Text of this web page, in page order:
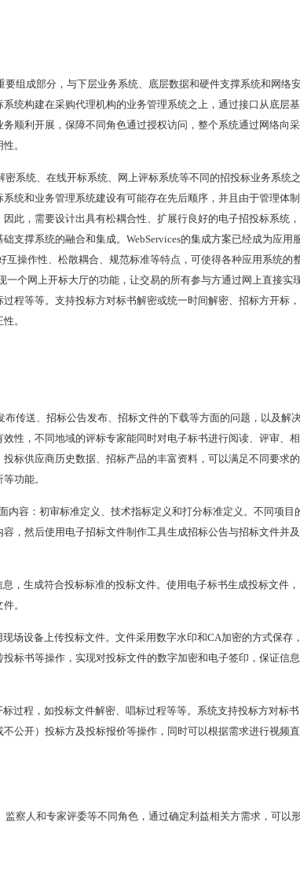
组成部分，与下层业务系统、底层数据和硬件支撑系统和网络
统构建在采购代理机构的业务管理系统之上，通过接口从底层基
顺利开展，保障不同角色通过授权访问，整个系统通过网络向采
。
系统、在线开标系统、网上评标系统等不同的招投标业务系统之
统和业务管理系统建设有可能存在先后顺序，并且由于管理体制
此，需要设计出具有松耦合性、扩展行良好的电子招投标系统，
支撑系统的融合和集成。WebServices的集成方案已经成为应用
互操作性、松散耦合、规范标准等特点，可使得各种应用系统的
一个网上开标大厅的功能，让交易的所有参与方通过网上直接实
程等等。支持投标方对标书解密或统一时间解密、招标方开标，
。
传送、招标公告发布、招标文件的下载等方面的问题，以及解
性，不同地域的评标专家能同时对电子标书进行阅读、评审、相
标供应商历史数据、招标产品的丰富资料，可以满足不同要求的
功能。
内容：初审标准定义、技术指标定义和打分标准定义。不同项目
，然后使用电子招标文件制作工具生成招标公告与招标文件并及
，生成符合投标标准的投标文件。使用电子标书生成投标文件，
。
场设备上传投标文件。文件采用数字水印和CA加密的方式保存，
标书等操作，实现对投标文件的数字加密和电子签印，保证信息
过程，如投标文件解密、唱标过程等等。系统支持投标方对标书
公开）投标方及投标报价等操作，同时可以根据需求进行视频直
察人和专家评委等不同角色，通过确定利益相关方需求，可以